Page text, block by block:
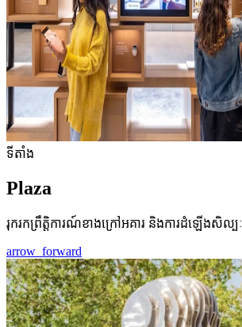
ទីតាំង
Plaza
រុករកព្រឹត្តិការណ៍ខាងក្រៅអគារ និងការដំឡើងសិល្បៈ
arrow_forward